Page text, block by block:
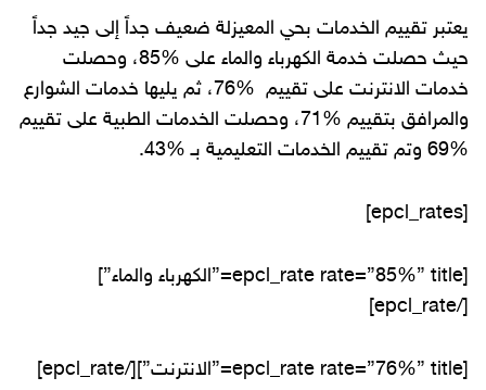
يعتبر تقييم الخدمات بحي المعيزلة ضعيف جداً إلى جيد جداً
حيث حصلت خدمة الكهرباء والماء على %85، وحصلت
خدمات الانترنت على تقييم %76، ثم يليها خدمات الشوارع
والمرافق بتقييم %71، وحصلت الخدمات الطبية على تقييم
%69 وتم تقييم الخدمات التعليمية بـ %43.
[epcl_rates]
[epcl_rate rate=”85%” title=”الكهرباء والماء”]
[/epcl_rate]
[epcl_rate rate=”76%” title=”الانترنت”][/epcl_rate]